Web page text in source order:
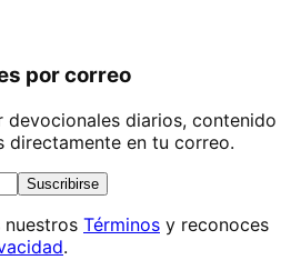
por correo
devocionales diarios, contenido
directamente en tu correo.
Suscribirse
Términos y reconoces
.